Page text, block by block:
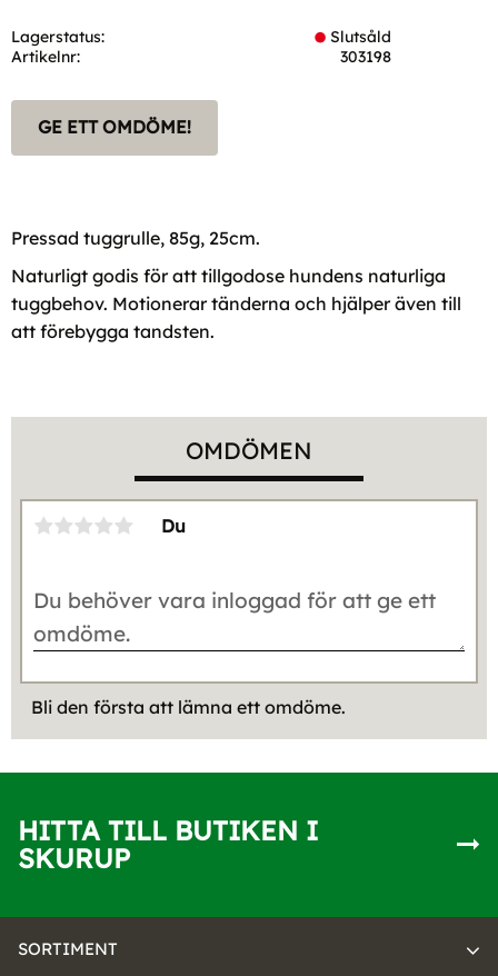
Lagerstatus
Slutsåld
Artikelnr
303198
GE ETT OMDÖME!
Pressad tuggrulle, 85g, 25cm.
Naturligt godis för att tillgodose hundens naturliga
tuggbehov. Motionerar tänderna och hjälper även till
att förebygga tandsten.
OMDÖMEN
Du
Bli den första att lämna ett omdöme.
HITTA TILL BUTIKEN I
SKURUP
SORTIMENT